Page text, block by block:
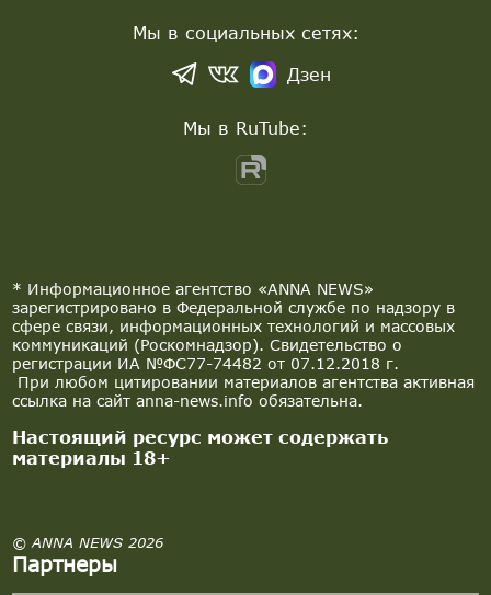
* Информационное агентство «ANNA NEWS»
зарегистрировано в Федеральной службе по надзору в
сфере связи, информационных технологий и массовых
коммуникаций (Роскомнадзор). Свидетельство о
регистрации ИА №ФС77-74482 от 07.12.2018 г.
При любом цитировании материалов агентства активная
ссылка на сайт anna-news.info обязательна.
Настоящий ресурс может содержать
материалы 18+
© ANNA NEWS 2026
Партнеры
Мы в социальных сетях:
Дзен
Мы в RuTube: